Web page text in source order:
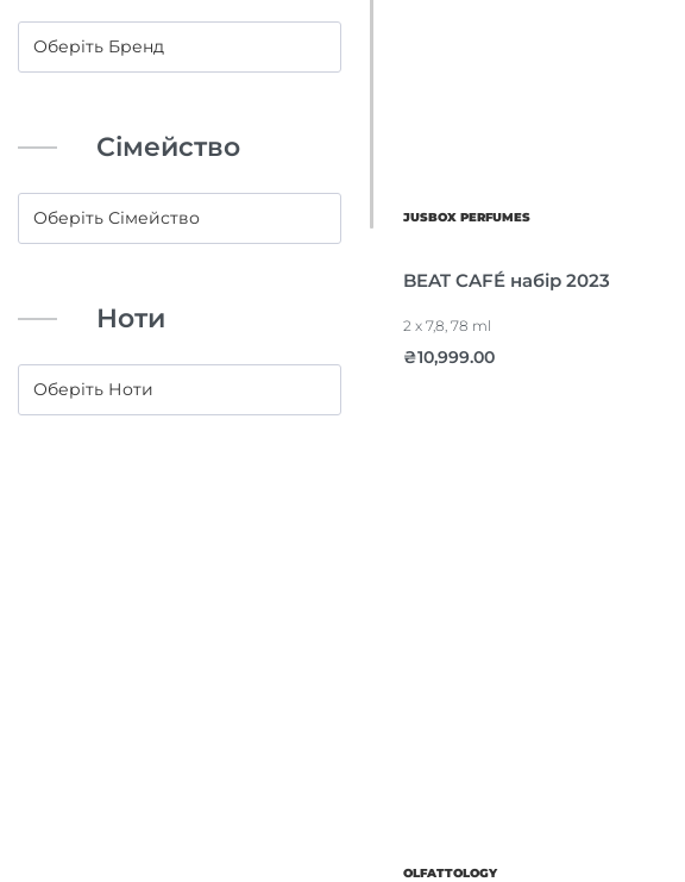
Сімейство
Ноти
JUSBOX PERFUMES
BEAT CAFÉ набір 2023
2 x 7,8, 78 ml
₴10,999.00
OLFATTOLOGY